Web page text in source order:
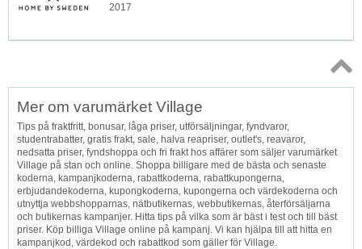
2017
Topp
Mer om varumärket Village
Tips på fraktfritt, bonusar, låga priser, utförsäljningar, fyndvaror,
studentrabatter, gratis frakt, sale, halva reapriser, outlet's, reavaror,
nedsatta priser, fyndshoppa och fri frakt hos affärer som säljer varumärket
Village på stan och online. Shoppa billigare med de bästa och senaste
koderna, kampanjkoderna, rabattkoderna, rabattkupongerna,
erbjudandekoderna, kupongkoderna, kupongerna och värdekoderna och
utnyttja webbshopparnas, nätbutikernas, webbutikernas, återförsäljarna
och butikernas kampanjer. Hitta tips på vilka som är bäst i test och till bäst
priser. Köp billiga Village online på kampanj. Vi kan hjälpa till att hitta en
kampanjkod, värdekod och rabattkod som gäller för Village.